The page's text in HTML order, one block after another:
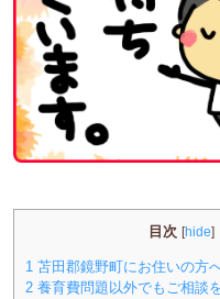
目次 [hide]
1 苫田郡鏡野町にお住いの方
2 養育費問題以外でもご相談